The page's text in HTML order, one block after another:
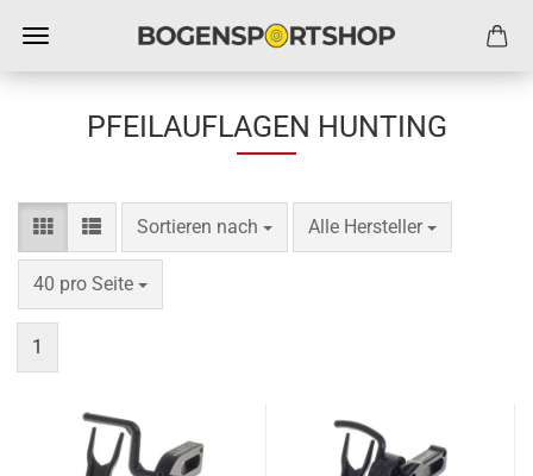
PFEILAUFLAGEN HUNTING
Sortieren nach
Sortieren nach Alle Hersteller
pro Seite
40 pro Seite
pro Seite
1